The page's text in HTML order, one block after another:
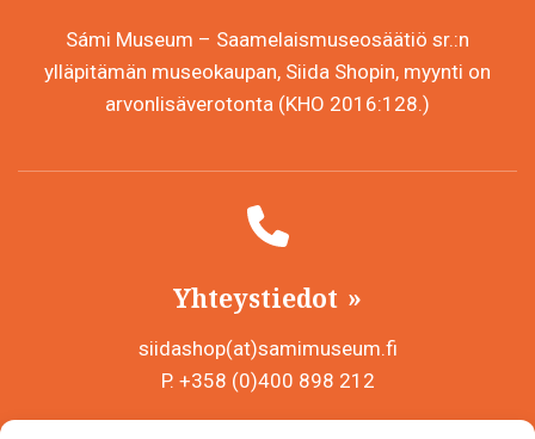
Sámi Museum – Saamelaismuseosäätiö sr.:n
ylläpitämän museokaupan, Siida Shopin, myynti on
arvonlisäverotonta (KHO 2016:128.)
Yhteystiedot
siidashop(at)samimuseum.fi
P. +358 (0)400 898 212